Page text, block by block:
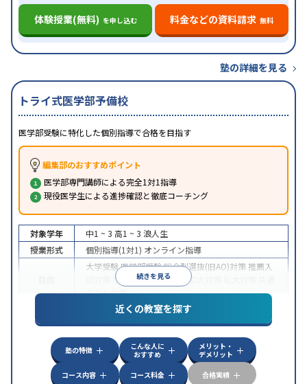
体験授業(無料) を申し込む 料金などの資料請求 無料
塾の詳細を見る
トライ式医学部予備校
医学部受験に特化した個別指導で合格を目指す
編集部のおすすめポイント
医学部専門講師による完全1対1指導
現役医学生による進捗確認と徹底コーチング
続きを見る
対象学年 中1 ~ 3 高1 ~ 3 浪人生
授業形式
個別指導(1対1) オンライン指導
大学受験医学部受験総合型選抜(旧AO)対策推薦入
学校別特化対策 国公立大対策
テスト対策
特徴
中高一貫校生に対応授業の振替可能
オンライン対応1科目から受講可能季節講習の
みの受講可
自習室あり
近くの教室を探す
塾の特徴
こんな人に
おすすめ
メリット・
デメリット
コース内容
コース料金 合格実績